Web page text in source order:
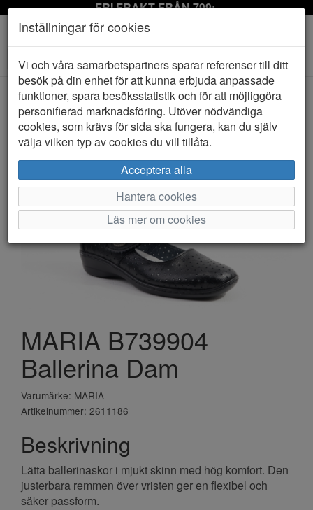
FRI FRAKT FRÅN 799:-
Toggle
navigation
HEM MARIA
MARIA B739904
Ballerina Dam
Varumärke: MARIA
Artikelnummer: 2611186
Beskrivning
Lätta ballerinaskor i mjukt skinn med hög komfort. Den
justerbara remmen över vristen ger en flexibel och
säker passform.
Inställningar för cookies
Vi och våra samarbetspartners sparar referenser till ditt
besök på din enhet för att kunna erbjuda anpassade
funktioner, spara besöksstatistik och för att möjliggöra
personifierad marknadsföring. Utöver nödvändiga
cookies, som krävs för sida ska fungera, kan du själv
välja vilken typ av cookies du vill tillåta.
Acceptera alla
Hantera cookies
Läs mer om cookies